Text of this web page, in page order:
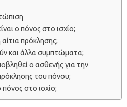
ο πόνος στο ισχίο;
πρόκλησης;
και άλλα συμπτώματα;
ο ασθενής για την
του πόνου;
στο ισχίο;